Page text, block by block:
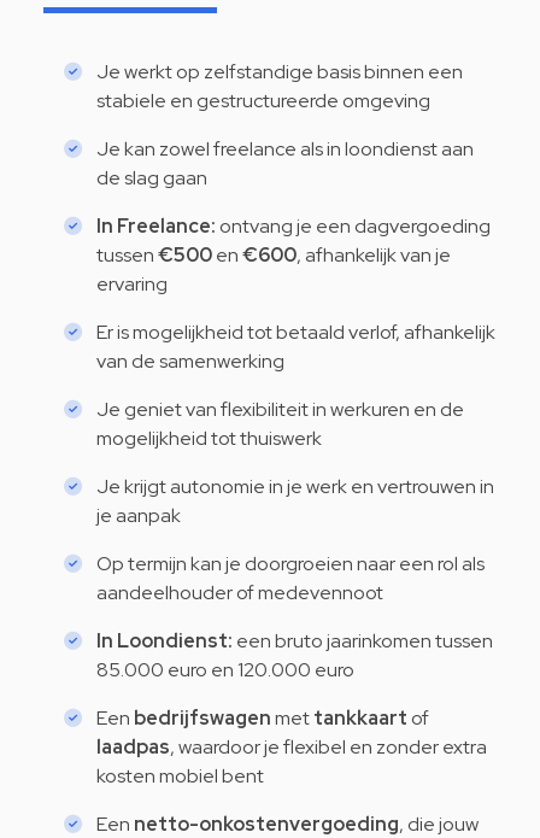
Je werkt op zelfstandige basis binnen een
stabiele en gestructureerde omgeving
Je kan zowel freelance als in loondienst aan
de slag gaan
In Freelance: ontvang je een dagvergoeding
tussen€500en€600, afhankelijk van je
ervaring
Er is mogelijkheid tot betaald verlof, afhankelijk
van de samenwerking
Je geniet van flexibiliteit in werkuren en de
mogelijkheid tot thuiswerk
Je krijgt autonomie in je werk en vertrouwen in
je aanpak
Op termijn kan je doorgroeien naar een rol als
aandeelhouder of medevennoot
In Loondienst: een bruto jaarinkomen tussen
85.000 euro en 120.000 euro
Een bedrijfswagenmettankkaart of
laadpas, waardoor je flexibel en zonder extra
kosten mobiel bent
Een netto-onkostenvergoeding, die jouw